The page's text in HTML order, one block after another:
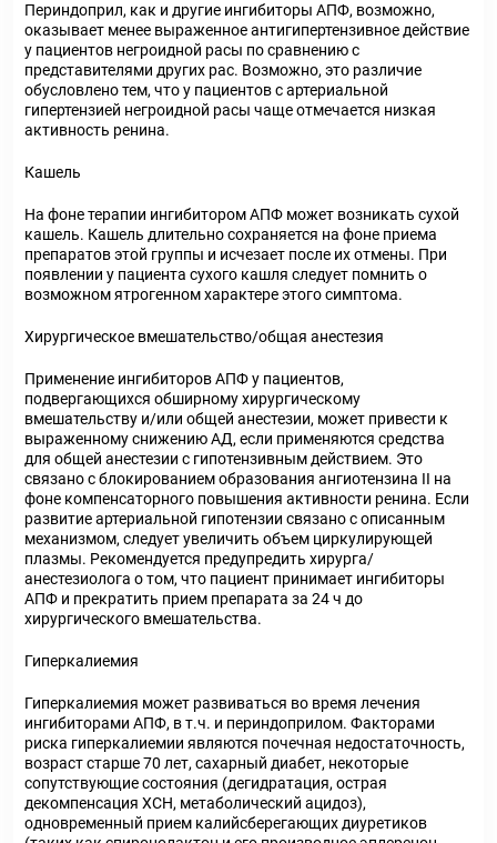
Периндоприл, как и другие ингибиторы АПФ, возможно,
оказывает менее выраженное антигипертензивное действие
у пациентов негроидной расы по сравнению с
представителями других рас. Возможно, это различие
обусловлено тем, что у пациентов с артериальной
гипертензией негроидной расы чаще отмечается низкая
активность ренина.
Кашель
На фоне терапии ингибитором АПФ может возникать сухой
кашель. Кашель длительно сохраняется на фоне приема
препаратов этой группы и исчезает после их отмены. При
появлении у пациента сухого кашля следует помнить о
возможном ятрогенном характере этого симптома.
Хирургическое вмешательство/общая анестезия
Применение ингибиторов АПФ у пациентов,
подвергающихся обширному хирургическому
вмешательству и/или общей анестезии, может привести к
выраженному снижению АД, если применяются средства
для общей анестезии с гипотензивным действием. Это
связано с блокированием образования ангиотензина II на
фоне компенсаторного повышения активности ренина. Если
развитие артериальной гипотензии связано с описанным
механизмом, следует увеличить объем циркулирующей
плазмы. Рекомендуется предупредить хирурга/
анестезиолога о том, что пациент принимает ингибиторы
АПФ и прекратить прием препарата за 24 ч до
хирургического вмешательства.
Гиперкалиемия
Гиперкалиемия может развиваться во время лечения
ингибиторами АПФ, в т.ч. и периндоприлом. Факторами
риска гиперкалиемии являются почечная недостаточность,
возраст старше 70 лет, сахарный диабет, некоторые
сопутствующие состояния (дегидратация, острая
декомпенсация ХСН, метаболический ацидоз),
одновременный прием калийсберегающих диуретиков